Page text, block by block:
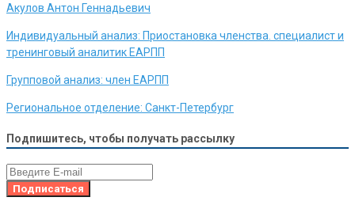
Акулов Антон Геннадьевич
Индивидуальный анализ: Приостановка членства. специалист и
тренинговый аналитик ЕАРПП
Групповой анализ: член ЕАРПП
Региональное отделение: Санкт-Петербург
Подпишитесь, чтобы получать рассылку